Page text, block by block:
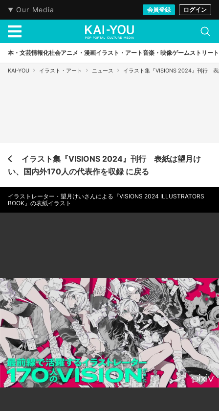
Our Media 会員登録 ログイン
本・文芸情報化社会アニメ・漫画イラスト・アート音楽・映像ゲームストリート
KAI-YOU イラスト・アート ニュース イラスト集『VISIONS 2024』刊行
イラスト集『VISIONS 2024』刊行 表紙は望月け
い、国内外170人の代表作を収録 に戻る
イラストレーター・望月けいさんによる『VISIONS 2024 ILLUSTRATORS
BOOK』の表紙イラスト